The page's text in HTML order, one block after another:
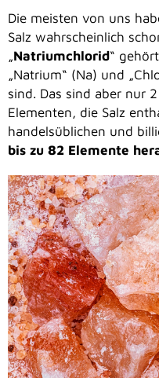
Die meisten von uns
Salz wahrscheinlich
„Natriumchlorid“
„Natrium“ (Na) und
sind. Das sind aber nur
Elementen, die Salz
handelsüblichen und
bis zu 82 Elemente